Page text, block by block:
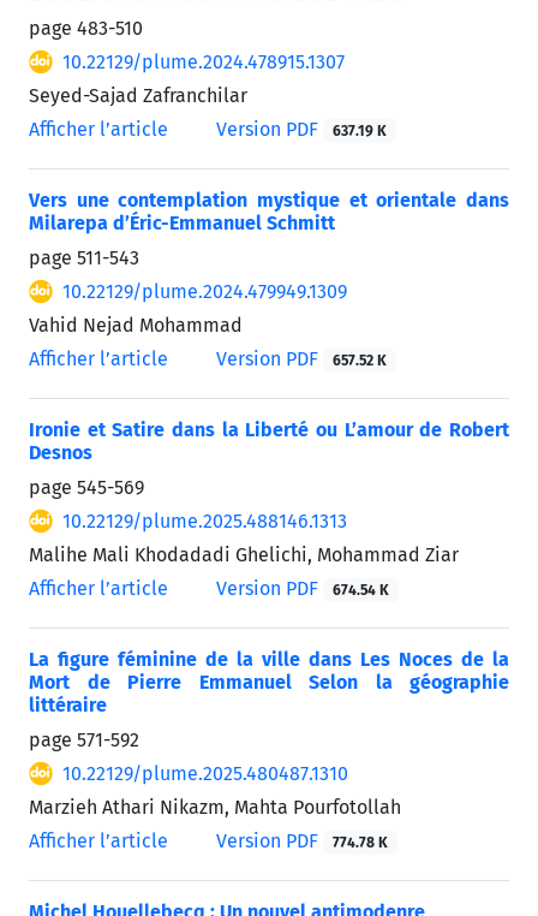
page 483-510
10.22129/plume.2024.478915.1307
Seyed-Sajad Zafranchilar
Afficher l’article
Version PDF 637.19 K
Vers une contemplation mystique et orientale dans
Milarepa d’Éric-Emmanuel Schmitt
page 511-543
10.22129/plume.2024.479949.1309
Vahid Nejad Mohammad
Afficher l’article
Version PDF 657.52 K
Ironie et Satire dans la Liberté ou L’amour de Robert
Desnos
page 545-569
10.22129/plume.2025.488146.1313
Malihe Mali Khodadadi Ghelichi, Mohammad Ziar
Afficher l’article
Version PDF 674.54 K
La figure féminine de la ville dans Les Noces de la
Mort de Pierre Emmanuel Selon la géographie
littéraire
page 571-592
10.22129/plume.2025.480487.1310
Marzieh Athari Nikazm, Mahta Pourfotollah
Afficher l’article
Version PDF 774.78 K